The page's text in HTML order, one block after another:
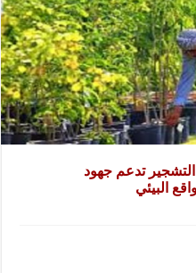
تدعم جهود
البيئي